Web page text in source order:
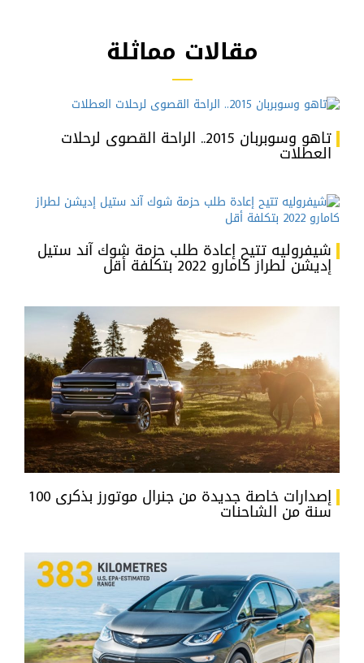
مقالات مماثلة
تاهو وسوبربان 2015.. الراحة القصوى لرحلات
العطلات
شيفروليه تتيح إعادة طلب حزمة شوك آند ستيل
إديشن لطراز كامارو 2022 بتكلفة أقل
إصدارات خاصة جديدة من جنرال موتورز بذكرى 100
سنة من الشاحنات